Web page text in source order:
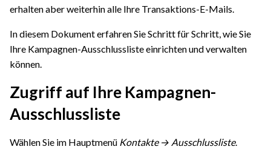
erhalten aber weiterhin alle Ihre Transaktions-E-Mails.
In diesem Dokument erfahren Sie Schritt für Schritt, wie Sie
Ihre Kampagnen-Ausschlussliste einrichten und verwalten
können.
Zugriff auf Ihre Kampagnen-
Ausschlussliste
Wählen Sie im Hauptmenü Kontakte → Ausschlussliste.